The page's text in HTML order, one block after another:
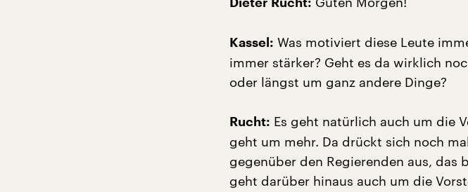
Dieter Rucht:
Kassel: Was motiviert diese Leute
immer stärker? Geht es da wirklich
oder längst um ganz andere Dinge?
Rucht: Es geht natürlich auch um die
geht um mehr. Da drückt sich noch
gegenüber den Regierenden aus, das
geht darüber hinaus auch um die